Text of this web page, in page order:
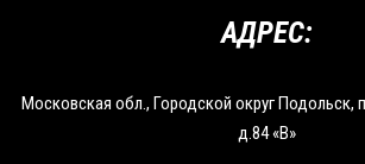
АДРЕС:
Московская обл., Городской округ Подольск,
д.84 «В»